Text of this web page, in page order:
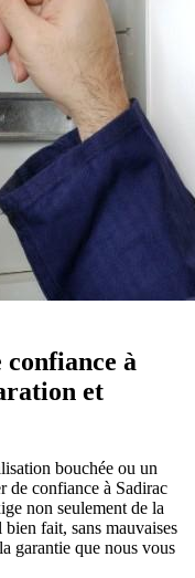
à
et
bouchée ou un
de confiance à Sadirac
non seulement de la
fait, sans mauvaises
garantie que nous vous